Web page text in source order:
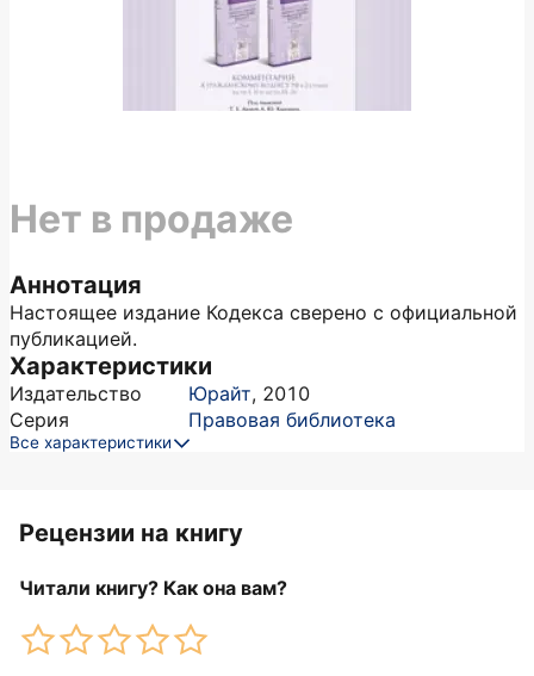
Аннотация
Настоящее издание Кодекса сверено с официальной
публикацией.
Характеристики
Издательство Юрайт, 2010
Серия
Правовая библиотека
Все характеристики
Нет в продаже
Рецензии на книгу
Читали книгу? Как она вам?